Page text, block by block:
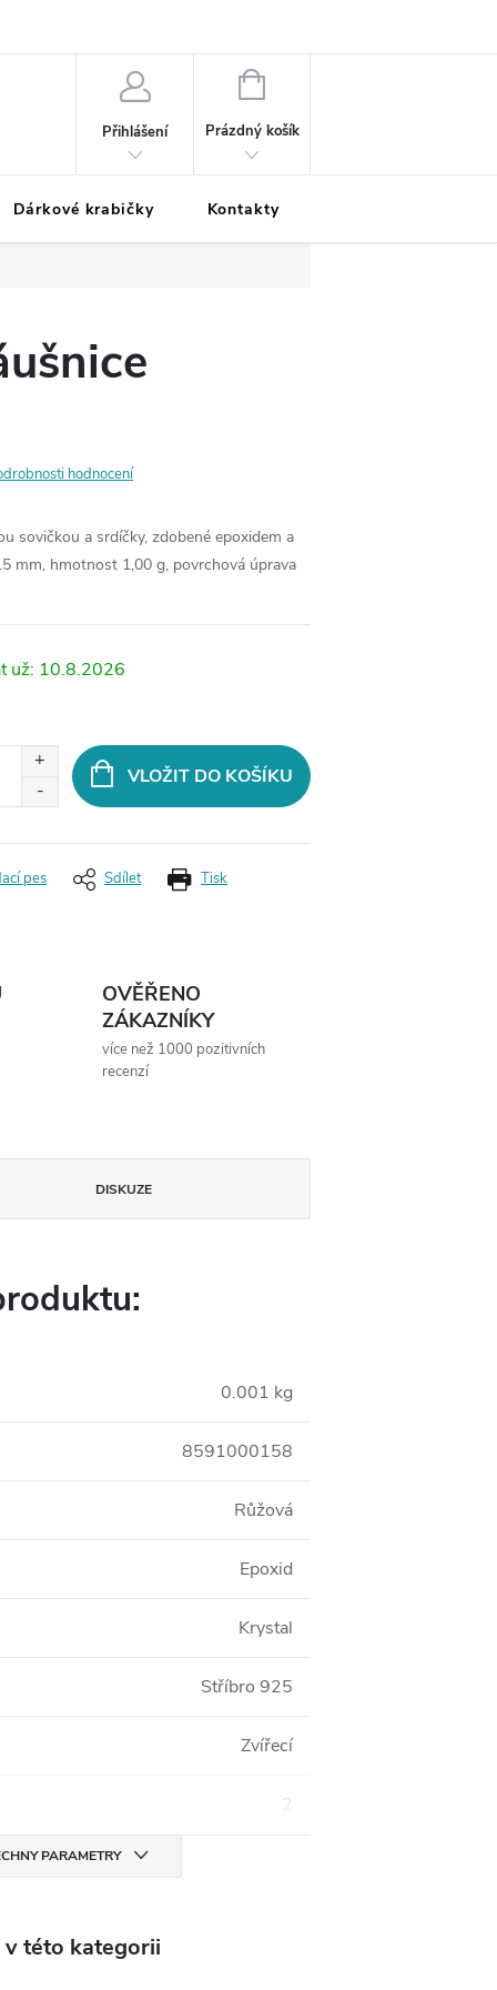
Přihlášení
NÁKUPNÍ
Prázdný košík
Dárkové krabičky Kontakty
hodnocení
sovičkou a srdíčky, zdobené epoxidem a
mm, hmotnost 1,00 g, povrchová úprava
10.8.2026
VLOŽIT DO KOŠÍKU
Tisk
pes Sdílet
OVĚŘENO
ZÁKAZNÍKY
více než 1000 pozitivních
recenzí
DISKUZE
0.001 kg
8591000158
Růžová
Epoxid
Krystal
Stříbro 925
Zvířecí
2
PARAMETRY
této kategorii